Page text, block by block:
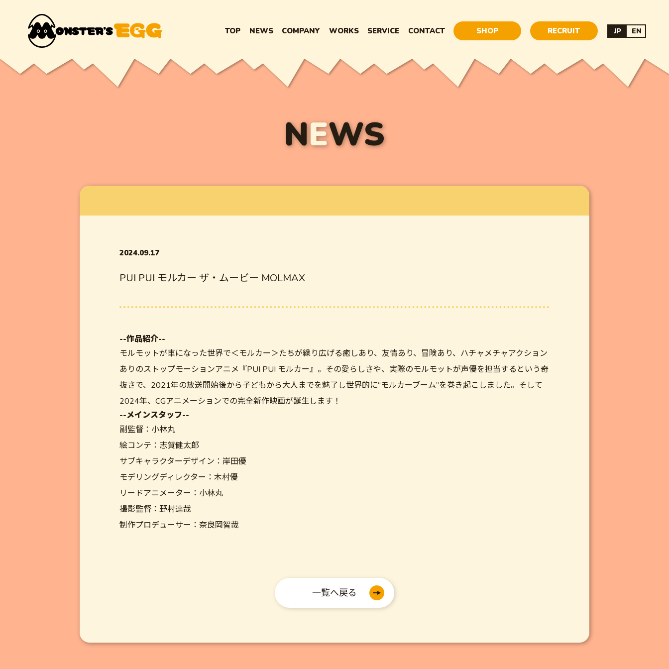
TOP NEWS COMPANY WORKS SERVICE CONTACT SHOP RECRUIT JP EN
NEWS
2024.09.17
PUI PUI モルカー ザ・ムービー MOLMAX
--作品紹介--
モルモットが車になった世界で＜モルカー＞たちが繰り広げる癒しあり、友情あり、冒険あり、ハチャメチャアクション
ありのストップモーションアニメ『PUI PUI モルカー』。その愛らしさや、実際のモルモットが声優を担当するという奇
抜さで、2021年の放送開始後から子どもから大人までを魅了し世界的に“モルカーブーム”を巻き起こしました。そして
2024年、CGアニメーションでの完全新作映画が誕生します！
--メインスタッフ--
副監督：小林丸
絵コンテ：志賀健太郎
サブキャラクターデザイン：岸田優
モデリングディレクター：木村優
リードアニメーター：小林丸
撮影監督：野村達哉
制作プロデューサー：奈良岡智哉
一覧へ戻る